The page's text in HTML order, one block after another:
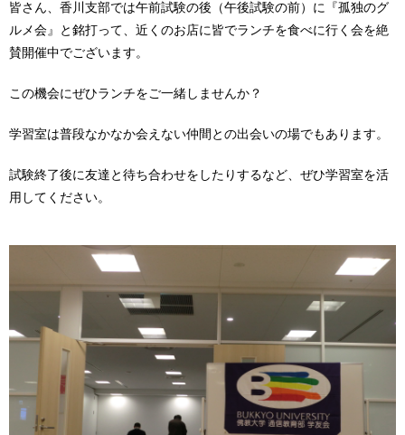
皆さん、香川支部では午前試験の後（午後試験の前）に『孤独のグ
ルメ会』と銘打って、近くのお店に皆でランチを食べに行く会を絶
賛開催中でございます。
この機会にぜひランチをご一緒しませんか？
学習室は普段なかなか会えない仲間との出会いの場でもあります。
試験終了後に友達と待ち合わせをしたりするなど、ぜひ学習室を活
用してください。